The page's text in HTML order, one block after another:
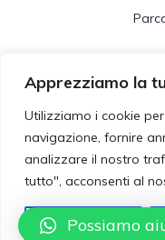
Apprezziamo la
Utilizziamo i cookie
navigazione, fornire
analizzare il nostro
tutto", acconsenti al
PersonalizzzaFollow us
Possiamo